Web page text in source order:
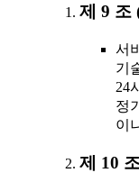
제 9 조
서
기
24
정
이
제 10